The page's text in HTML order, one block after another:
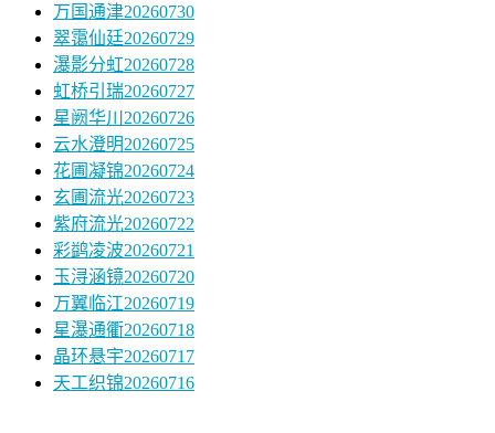
万国通津20260730
翠霭仙廷20260729
瀑影分虹20260728
虹桥引瑞20260727
星阙华川20260726
云水澄明20260725
花圃凝锦20260724
玄圃流光20260723
紫府流光20260722
彩鹢凌波20260721
玉浔涵镜20260720
万翼临江20260719
星瀑通衢20260718
晶环悬宇20260717
天工织锦20260716